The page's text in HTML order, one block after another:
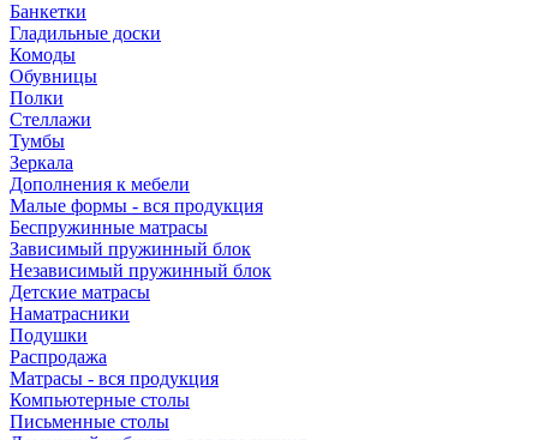
Банкетки
Гладильные доски
Комоды
Обувницы
Полки
Стеллажи
Тумбы
Зеркала
Дополнения к мебели
Малые формы - вся продукция
Беспружинные матрасы
Зависимый пружинный блок
Независимый пружинный блок
Детские матрасы
Наматрасники
Подушки
Распродажа
Матрасы - вся продукция
Компьютерные столы
Письменные столы